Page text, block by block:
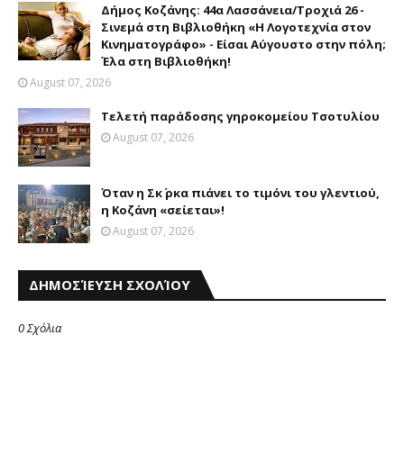
Δήμος Κοζάνης: 44α Λασσάνεια/Τροχιά 26 -
Σινεμά στη Βιβλιοθήκη «Η Λογοτεχνία στον
Κινηματογράφο» - Είσαι Αύγουστο στην πόλη;
Έλα στη Βιβλιοθήκη!
August 07, 2026
Τελετή παράδοσης γηροκομείου Τσοτυλίου
August 07, 2026
Όταν η Σκ΄ ρκα πιάνει το τιμόνι του γλεντιού,
η Κοζάνη «σείεται»!
August 07, 2026
ΔΗΜΟΣΊΕΥΣΗ ΣΧΟΛΊΟΥ
0 Σχόλια